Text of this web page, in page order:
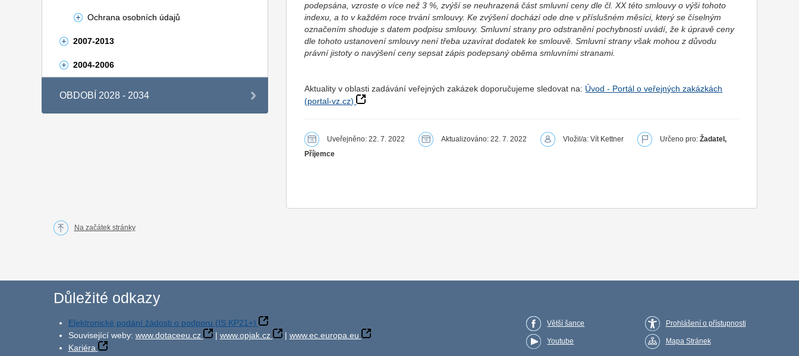
Ochrana osobních údajů
2007-2013
2004-2006
OBDOBÍ 2028 - 2034
podepsána, vzroste o více než 3 %, zvýší se neuhrazená část smluvní ceny dle čl. XX této smlouvy o výši tohoto
indexu, a to v každém roce trvání smlouvy. Ke zvýšení dochází ode dne v příslušném měsíci, který se číselným
označením shoduje s datem podpisu smlouvy. Smluvní strany pro odstranění pochybností uvádí, že k úpravě ceny
dle tohoto ustanovení smlouvy není třeba uzavírat dodatek ke smlouvě. Smluvní strany však mohou z důvodu
právní jistoty o navýšení ceny sepsat zápis podepsaný oběma smluvními stranami.
Aktuality v oblasti zadávání veřejných zakázek doporučujeme sledovat na: Úvod - Portál o veřejných zakázkách
(portal-vz.cz)
Uveřejněno: 22. 7. 2022 Aktualizováno: 22. 7. 2022 Vložil/a: Vít Kettner Určeno pro:Žadatel,
Příjemce
Na začátek stránky
Důležité odkazy
Elektronické podání žádosti o podporu (IS KP21+)
Související weby: www.dotaceeu.cz | www.opjak.cz | www.ec.europa.eu
Kariéra
Větší šance
Youtube
Prohlášení o přístupnosti
Mapa Stránek